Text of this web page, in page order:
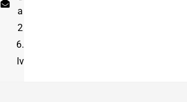
a
2
6.
lv